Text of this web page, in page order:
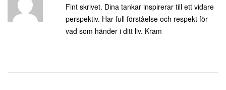
Fint skrivet. Dina tankar inspirerar till ett vidare
perspektiv. Har full förståelse och respekt för
vad som händer i ditt liv. Kram